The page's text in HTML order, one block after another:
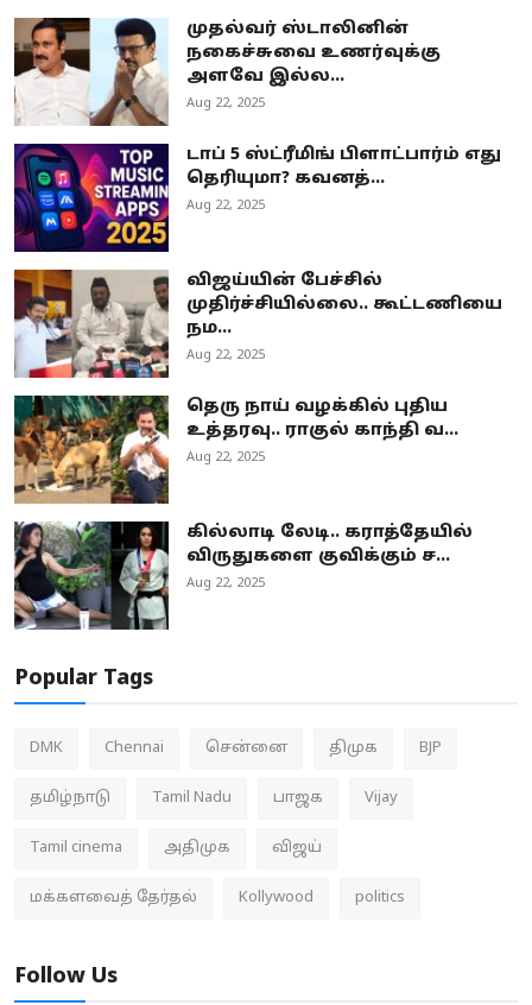
முதல்வர் ஸ்டாலினின்
நகைச்சுவை உணர்வுக்கு
அளவே இல்ல...
Aug 22, 2025
டாப் 5 ஸ்ட்ரீமிங் பிளாட்பார்ம் எது
தெரியுமா? கவனத்...
Aug 22, 2025
விஜய்யின் பேச்சில்
முதிர்ச்சியில்லை.. கூட்டணியை
நம...
Aug 22, 2025
தெரு நாய் வழக்கில் புதிய
உத்தரவு.. ராகுல் காந்தி வ...
Aug 22, 2025
கில்லாடி லேடி.. கராத்தேயில்
விருதுகளை குவிக்கும் ச...
Aug 22, 2025
Popular Tags
DMK Chennai சென்னை திமுக BJP
தமிழ்நாடு Tamil Nadu பாஜக Vijay
Tamil cinema அதிமுக விஜய்
மக்களவைத் தேர்தல் Kollywood politics
Follow Us